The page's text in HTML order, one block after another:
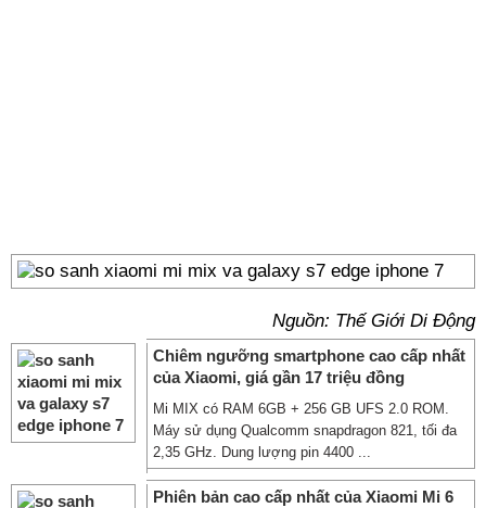
Nguồn: Thế Giới Di Động
Chiêm ngưỡng smartphone cao cấp nhất
của Xiaomi, giá gần 17 triệu đồng
Mi MIX có RAM 6GB + 256 GB UFS 2.0 ROM.
Máy sử dụng Qualcomm snapdragon 821, tối đa
2,35 GHz. Dung lượng pin 4400 ...
Phiên bản cao cấp nhất của Xiaomi Mi 6